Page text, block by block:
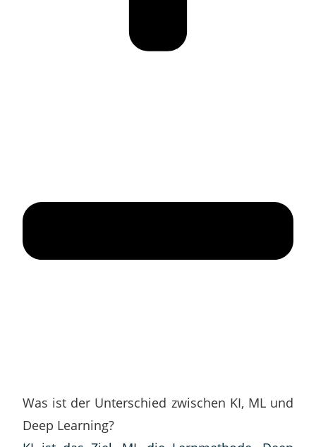
Was ist der Unterschied zwischen KI, ML und
Deep Learning?